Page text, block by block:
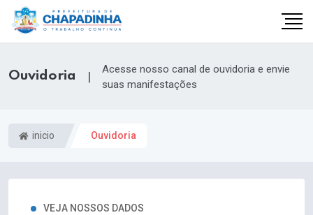
Ouvidoria |
Acesse nosso canal de ouvidoria e envie
suas manifestações
inicio Ouvidoria
VEJA NOSSOS DADOS